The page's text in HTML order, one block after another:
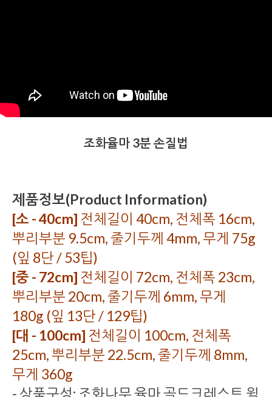
조화율마 3분 손질법
제품정보(Product Information)
[소 - 40cm] 전체길이 40cm, 전체폭 16cm,
뿌리부분 9.5cm, 줄기두께 4mm, 무게 75g
(잎 8단 / 53팁)
[중 - 72cm] 전체길이 72cm, 전체폭 23cm,
뿌리부분 20cm, 줄기두께 6mm, 무게
180g (잎 13단 / 129팁)
[대 - 100cm] 전체길이 100cm, 전체폭
25cm, 뿌리부분 22.5cm, 줄기두께 8mm,
무게 360g